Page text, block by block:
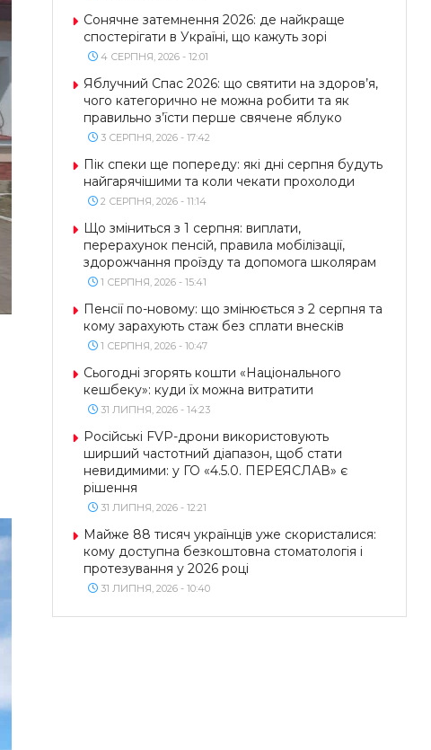
Сонячне затемнення 2026: де найкраще
спостерігати в Україні, що кажуть зорі
4 СЕРПНЯ, 2026 - 12:01
Яблучний Спас 2026: що святити на здоров’я,
чого категорично не можна робити та як
правильно з’їсти перше свячене яблуко
3 СЕРПНЯ, 2026 - 17:42
Пік спеки ще попереду: які дні серпня будуть
найгарячішими та коли чекати прохолоди
2 СЕРПНЯ, 2026 - 11:14
Що зміниться з 1 серпня: виплати,
перерахунок пенсій, правила мобілізації,
здорожчання проїзду та допомога школярам
1 СЕРПНЯ, 2026 - 15:41
Пенсії по-новому: що змінюється з 2 серпня та
кому зарахують стаж без сплати внесків
1 СЕРПНЯ, 2026 - 10:47
Сьогодні згорять кошти «Національного
кешбеку»: куди їх можна витратити
31 ЛИПНЯ, 2026 - 14:23
Російські FVP-дрони використовують
ширший частотний діапазон, щоб стати
невидимими: у ГО «4.5.0. ПЕРЕЯСЛАВ» є
рішення
31 ЛИПНЯ, 2026 - 12:21
Майже 88 тисяч українців уже скористалися:
кому доступна безкоштовна стоматологія і
протезування у 2026 році
31 ЛИПНЯ, 2026 - 10:40